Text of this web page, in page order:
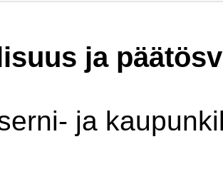
ja
ja